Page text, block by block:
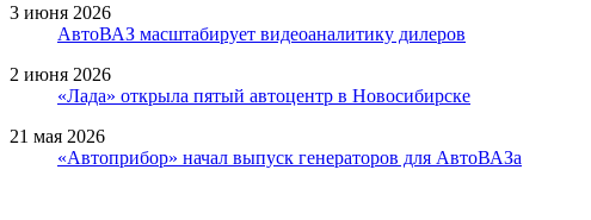
3 июня 2026
АвтоВАЗ масштабирует видеоаналитику дилеров
2 июня 2026
«Лада» открыла пятый автоцентр в Новосибирске
21 мая 2026
«Автоприбор» начал выпуск генераторов для АвтоВАЗа